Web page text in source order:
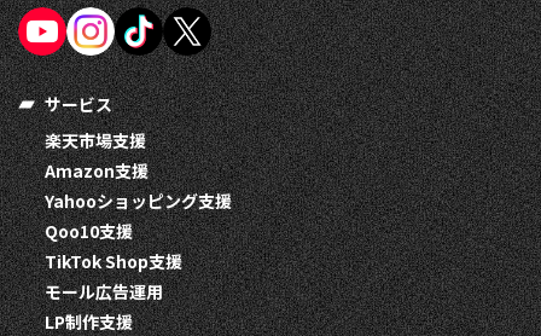
サービス
楽天市場支援
Amazon支援
Yahooショッピング支援
Qoo10支援
TikTok Shop支援
モール広告運用
LP制作支援